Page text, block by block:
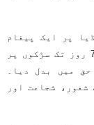
پر ایک پیغام
میں کہا کہ ایران کی بیدار قوم نے مسلسل 70 روز تک سڑکوں پر
میں بدل دیا۔
کے شعور، شجاعت اور